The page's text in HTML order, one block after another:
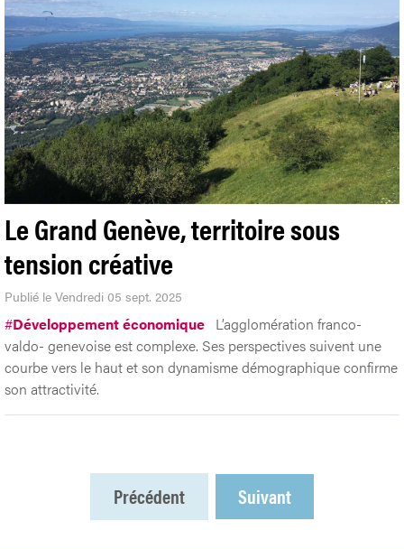
Le Grand Genève, territoire sous
tension créative
Publié le Vendredi 05 sept. 2025
#Développement économique L’agglomération franco-
valdo- genevoise est complexe. Ses perspectives suivent une
courbe vers le haut et son dynamisme démographique confirme
son attractivité.
Précédent Suivant